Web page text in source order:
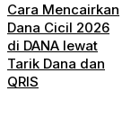
Cara Mencairkan
Dana Cicil 2026
di DANA lewat
Tarik Dana dan
QRIS